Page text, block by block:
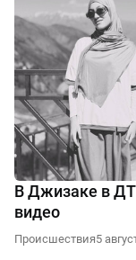
В Джизаке в
видео
Происшествия5